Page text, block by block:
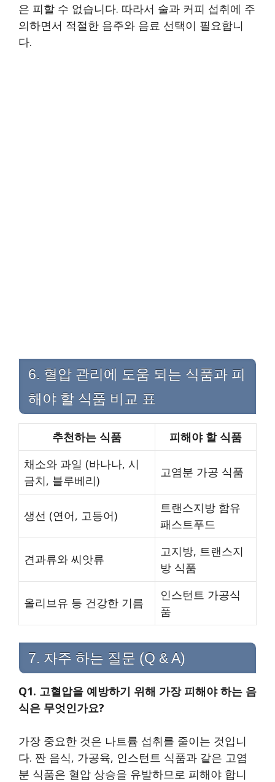
은 피할 수 없습니다. 따라서 술과 커피 섭취에 주
의하면서 적절한 음주와 음료 선택이 필요합니
다.
6. 혈압 관리에 도움 되는 식품과 피
해야 할 식품 비교 표
추천하는 식품
피해야 할 식품
채소와 과일 (바나나, 시
금치, 블루베리)
고염분 가공 식품
생선 (연어, 고등어)
트랜스지방 함유
패스트푸드
견과류와 씨앗류
고지방, 트랜스지
방 식품
올리브유 등 건강한 기름
인스턴트 가공식
품
7. 자주 하는 질문 (Q & A)
Q1. 고혈압을 예방하기 위해 가장 피해야 하는 음
식은 무엇인가요?
가장 중요한 것은 나트륨 섭취를 줄이는 것입니
다. 짠 음식, 가공육, 인스턴트 식품과 같은 고염
분 식품은 혈압 상승을 유발하므로 피해야 합니